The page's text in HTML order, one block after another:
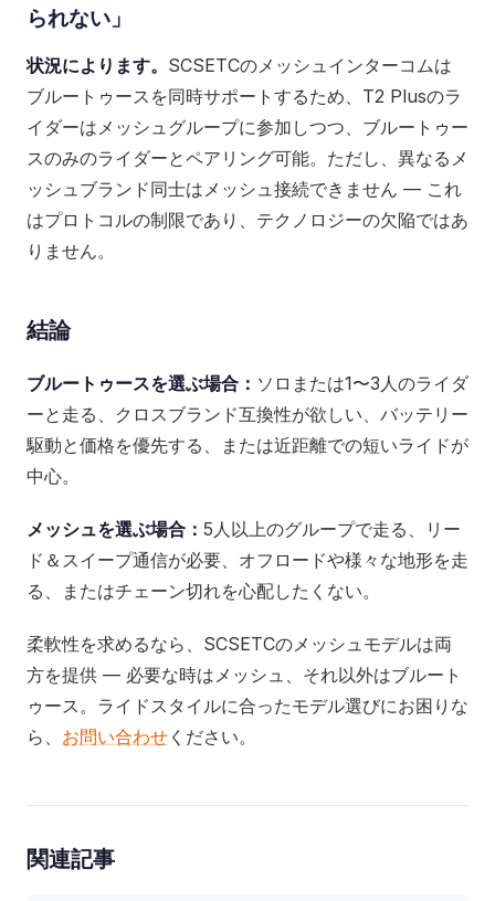
られない」
状況によります。 SCSETCのメッシュインターコムは
ブルートゥースを同時サポートするため、T2 Plusのラ
イダーはメッシュグループに参加しつつ、ブルートゥー
スのみのライダーとペアリング可能。ただし、異なるメ
ッシュブランド同士はメッシュ接続できません — これ
はプロトコルの制限であり、テクノロジーの欠陥ではあ
りません。
結論
ブルートゥースを選ぶ場合： ソロまたは1〜3人のライダ
ーと走る、クロスブランド互換性が欲しい、バッテリー
駆動と価格を優先する、または近距離での短いライドが
中心。
メッシュを選ぶ場合： 5人以上のグループで走る、リー
ド＆スイープ通信が必要、オフロードや様々な地形を走
る、またはチェーン切れを心配したくない。
柔軟性を求めるなら、SCSETCのメッシュモデルは両
方を提供 — 必要な時はメッシュ、それ以外はブルート
ゥース。ライドスタイルに合ったモデル選びにお困りな
ら、 お問い合わせ ください。
関連記事